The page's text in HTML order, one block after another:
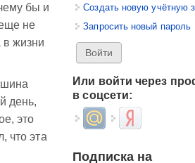
бы и
не
в жизни
день,
это
что эта
Создать новую учётную
Запросить новый пароль
Или войти через
в соцсети:
Login with Mail.ruLogin with Яндекс
Подписка на